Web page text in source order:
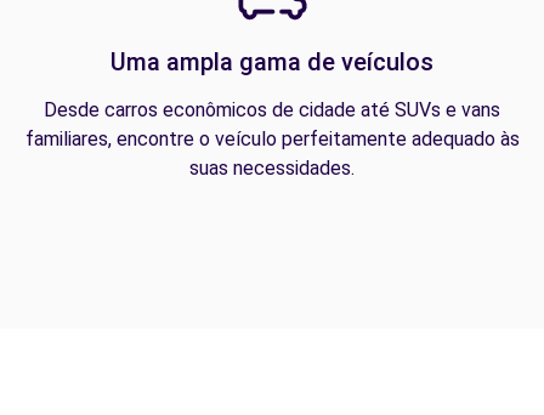
Uma ampla gama de veículos
Desde carros econômicos de cidade até SUVs e vans
familiares, encontre o veículo perfeitamente adequado às
suas necessidades.